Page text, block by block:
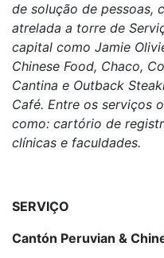
de solução de pessoas,
atrelada a torre de
capital como Jamie
Chinese Food, Chaco,
Cantina e Outback
Café. Entre os serviços
como: cartório de
clínicas e faculdades.
SERVIÇO
Cantón Peruvian &